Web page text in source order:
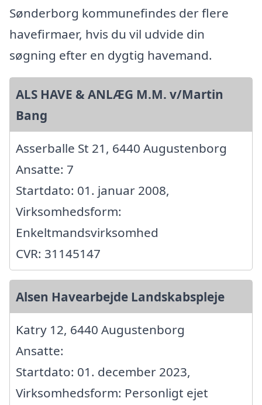
Sønderborg kommunefindes der flere
havefirmaer, hvis du vil udvide din
søgning efter en dygtig havemand.
ALS HAVE & ANLÆG M.M. v/Martin
Bang
Asserballe St 21, 6440 Augustenborg
Ansatte: 7
Startdato: 01. januar 2008,
Virksomhedsform:
Enkeltmandsvirksomhed
CVR: 31145147
Alsen Havearbejde Landskabspleje
Katry 12, 6440 Augustenborg
Ansatte:
Startdato: 01. december 2023,
Virksomhedsform: Personligt ejet